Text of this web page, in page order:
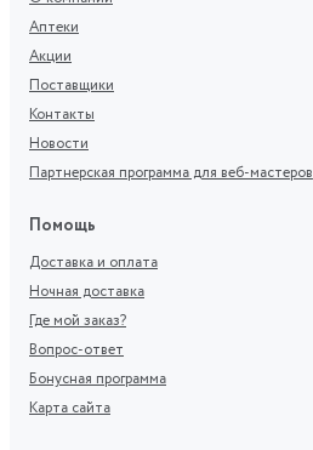
Аптеки
Акции
Поставщики
Контакты
Новости
Партнерская программа для веб-мастеров
Помощь
Доставка и оплата
Ночная доставка
Где мой заказ?
Вопрос-ответ
Бонусная программа
Карта сайта